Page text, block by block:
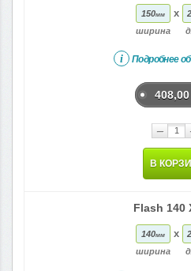
150мм
ширина
x
i Подробнее
408,00
−
В
Flash 140
140мм
ширина
x